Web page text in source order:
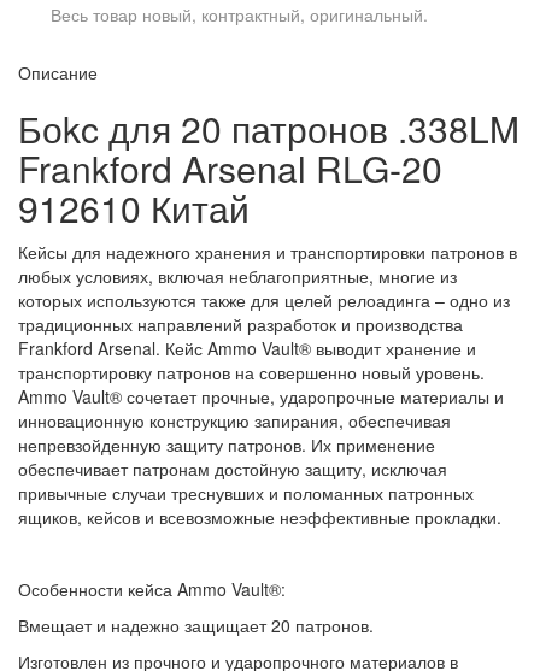
Весь товар новый, контрактный, оригинальный.
Описание
Боkc для 20 патронов .338LM
Frankford Arsenal RLG-20
912610 Китай
Кейсы для надежного хранения и транспортировки патронов в
любых условиях, включая неблагоприятные, многие из
которых используются также для целей релоадинга – одно из
традиционных направлений разработок и производства
Frankford Arsenal. Кейс Ammo Vault® выводит хранение и
транспортировку патронов на совершенно новый уровень.
Ammo Vault® сочетает прочные, ударопрочные материалы и
инновационную конструкцию запирания, обеспечивая
непревзойденную защиту патронов. Их применение
обеспечивает патронам достойную защиту, исключая
привычные случаи треснувших и поломанных патронных
ящиков, кейсов и всевозможные неэффективные прокладки.
Особенности кейса Ammo Vault®:
Вмещает и надежно защищает 20 патронов.
Изготовлен из прочного и ударопрочного материалов в